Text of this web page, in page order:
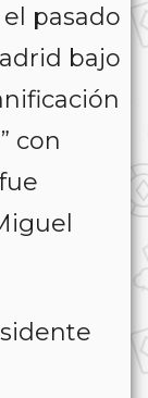
pasado
bajo
con